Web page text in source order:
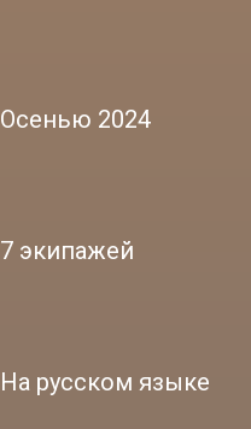
Осенью 2024
7 экипажей
На русском языке